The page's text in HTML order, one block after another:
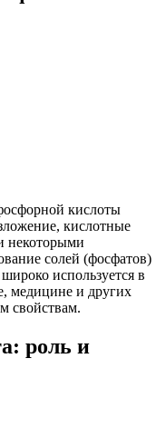
кислоты
кислотные
некоторыми
солей (фосфатов)
используется в
медицине и других
свойствам.
роль и